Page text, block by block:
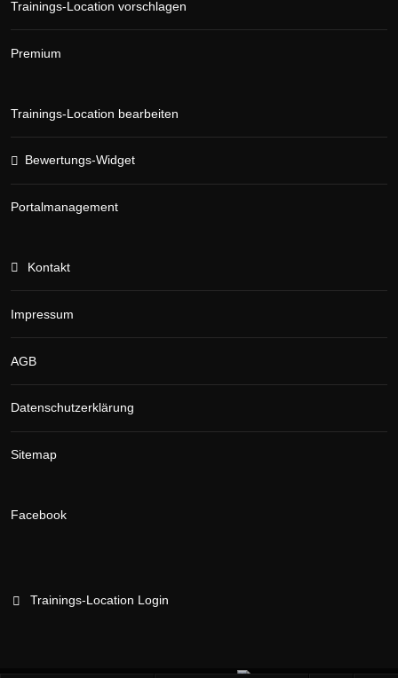
Trainings-Location vorschlagen
Premium
Trainings-Location bearbeiten
Bewertungs-Widget
Portalmanagement
Kontakt
Impressum
AGB
Datenschutzerklärung
Sitemap
Facebook
Trainings-Location Login